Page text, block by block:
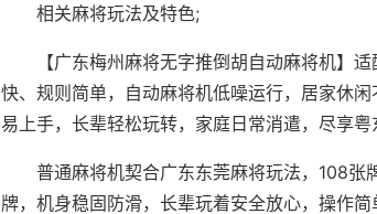
相关麻将玩法及特色;
【广东梅州麻将无字推倒胡自动麻将机】
快、规则简单，自动麻将机低噪运行，居家休
易上手，长辈轻松玩转，家庭日常消遣，尽享粤
普通麻将机契合广东东莞麻将玩法，108
牌，机身稳固防滑，长辈玩着安全放心，操作简